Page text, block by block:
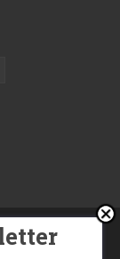
Stampa